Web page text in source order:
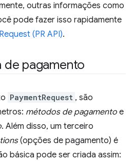
outras informações como
pode fazer isso rapidamente
(PR API).
de pagamento
PaymentRequest , são
métodos de pagamento e
. Além disso, um terceiro
(opções de pagamento) é
básica pode ser criada assim: